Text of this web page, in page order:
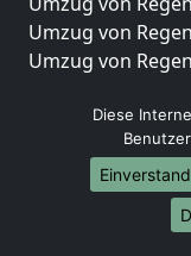
Umzug von
Umzug von
Umzüge-
Umzug von
Umzug von
Umzug von
Umzug von
Diese